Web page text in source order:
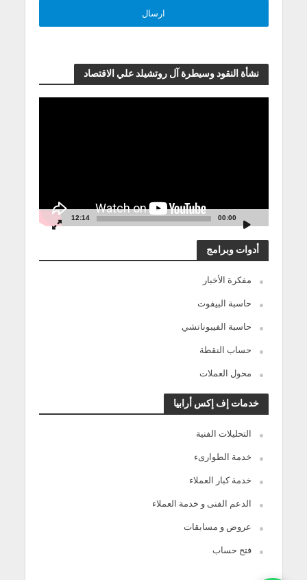
نشأة النقود وسيطرة آل روتشيلد علي الاقتصاد
00:00
12:14
أدوات وبرامج
مفكرة الأخبار
حاسبة البيفوت
حاسبة الفيبوناتشي
حساب النقطة
محول العملات
خدمات إف إكس أرابيا
التحليلات الفنية
خدمة الطوارىء
خدمة كبار العملاء
الدعم الفنى و خدمة العملاء
عروض و مسابقات
فتح حساب